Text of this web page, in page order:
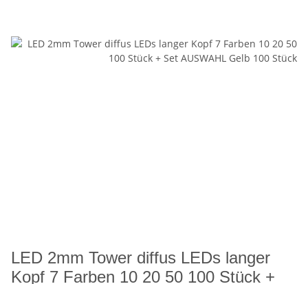
LED 2mm Tower diffus LEDs langer
Kopf 7 Farben 10 20 50 100 Stück +